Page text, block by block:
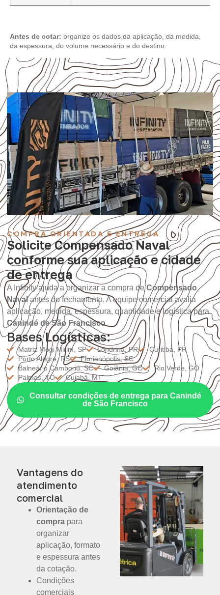
Antes de cotar: organize os dados da aplicação, da medida,
da espessura, do volume necessário e do destino.
COMPRA ORIENTADA E ENTREGA
Solicite Compensado Naval
conforme sua aplicação e cidade
de entrega
A Infinity ajuda a organizar a compra deCompensado
Navalantes do fechamento. A equipe comercial avalia
aplicação, medida, espessura, quantidade e logística para
Canindé de São Francisco.
Bases Logísticas:
Matriz Mogi Mirim, SP Londrina, PR
Curitiba, PR
Porto Alegre, RS
Florianópolis, SC
Balneário Camboriú, SC
Goiânia, GO
Rio Verde, GO
Palmas, TO
Cuiabá, MT
Consultar condições de entrega para Canindé
de São Francisco
Vantagens do
atendimento
comercial
Orientação de
compra para
organizar
aplicação, formato
e espessura antes
da cotação.
Condições
comerciais